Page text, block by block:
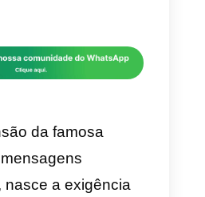
Callbell e melhore seu
com os clientes por
Gerar link WhatsApp